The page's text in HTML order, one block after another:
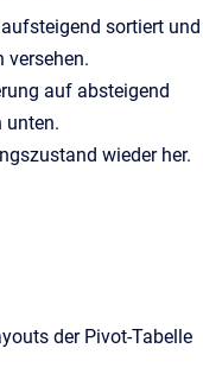
sortiert und
versehen.
auf absteigend
unten.
wieder her.
der Pivot-Tabelle